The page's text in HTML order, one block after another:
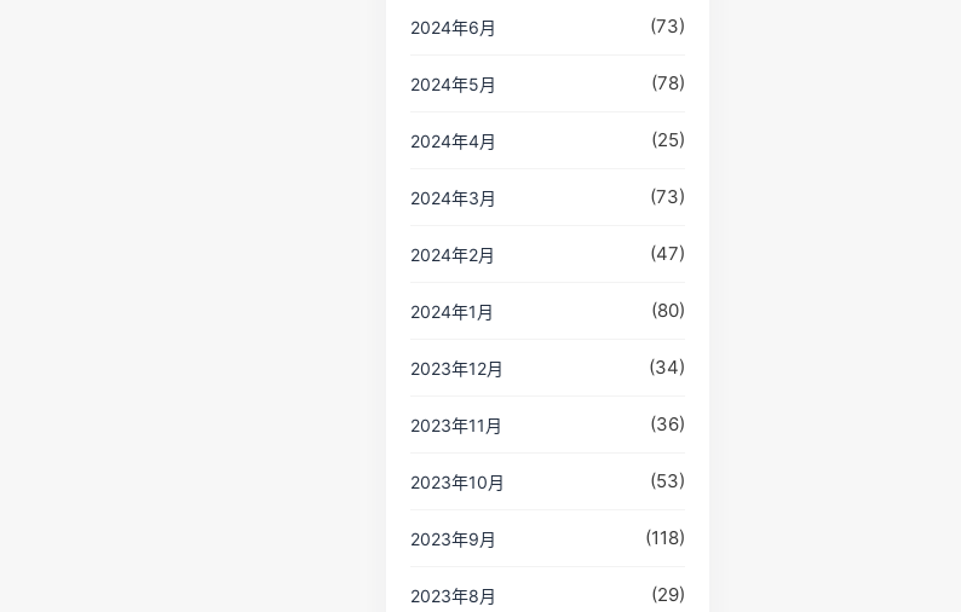
2024年6月 (73)
2024年5月 (78)
2024年4月 (25)
2024年3月 (73)
2024年2月 (47)
2024年1月 (80)
2023年12月 (34)
2023年11月 (36)
2023年10月 (53)
2023年9月 (118)
2023年8月 (29)